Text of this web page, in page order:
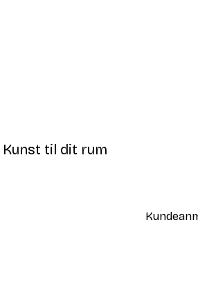
til dit rum